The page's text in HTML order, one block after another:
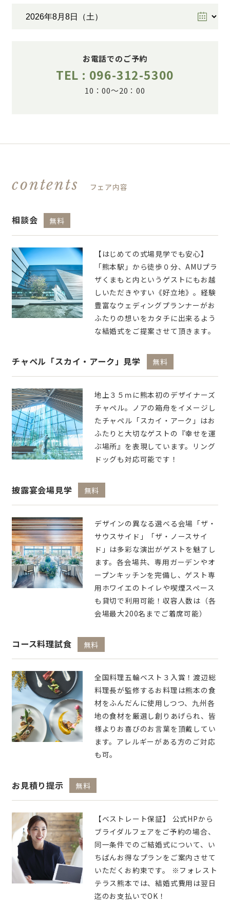
お電話でのご予約
TEL : 096-312-5300
10：00～20：00
contents フェア内容
相談会 無料
【はじめての式場見学でも安心】
「熊本駅」から徒歩０分、AMUプラ
ザくまもと内というゲストにもお越
しいただきやすい《好立地》。経験
豊富なウェディングプランナーがお
ふたりの想いをカタチに出来るよう
な結婚式をご提案させて頂きます。
チャペル「スカイ・アーク」見学 無料
地上３５ｍに熊本初のデザイナーズ
チャペル。ノアの箱舟をイメージし
たチャペル「スカイ・アーク」はお
ふたりと大切なゲストの『幸せを運
ぶ場所』を表現しています。リング
ドッグも対応可能です！
披露宴会場見学 無料
デザインの異なる選べる会場「ザ・
サウスサイド」「ザ・ノースサイ
ド」は多彩な演出がゲストを魅了し
ます。各会場共、専用ガーデンやオ
ープンキッチンを完備し、ゲスト専
用ホワイエのトイレや喫煙スペース
も貸切で利用可能！収容人数は（各
会場最大200名までご着席可能）
コース料理試食 無料
全国料理五輪ベスト３入賞！渡辺総
料理長が監修するお料理は熊本の食
材をふんだんに使用しつつ、九州各
地の食材を厳選し創りあげられ、皆
様よりお喜びのお言葉を頂戴してい
ます。アレルギーがある方のご対応
も可。
お見積り提示 無料
【ベストレート保証】 公式HPから
ブライダルフェアをご予約の場合、
同一条件でのご結婚式について、い
ちばんお得なプランをご案内させて
いただくお約束です。 ※フォレスト
テラス熊本では、結婚式費用は翌日
迄のお支払いでOK！